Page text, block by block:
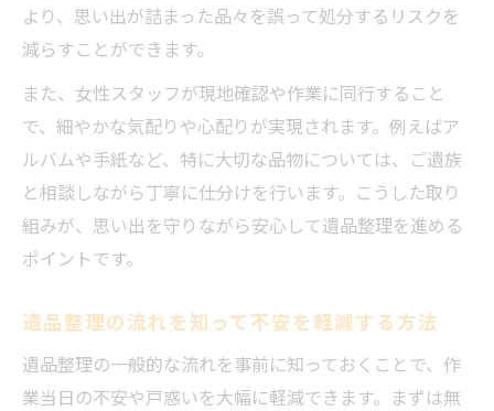
遺品整理を通じて家族の心を支える工夫
安心材料が揃う遺品整理の実践例紹介
安心できる遺品整理の実践例と利用者の声
遺品整理で信頼を集める対応事例を紹介
遺品整理の丁寧な作業事例から学ぶ安心感
遺品整理でトラブル回避に成功した実例
遺品整理で未来への思いをつなぐ方法
新しい遺品整理の形と家族への安心感
遺品整理から始まる家族の新たな一歩
より、思い出が詰まった品々を誤って処分するリスクを
減らすことができます。
また、女性スタッフが現地確認や作業に同行すること
で、細やかな気配りや心配りが実現されます。例えばア
ルバムや手紙など、特に大切な品物については、ご遺族
と相談しながら丁寧に仕分けを行います。こうした取り
組みが、思い出を守りながら安心して遺品整理を進める
ポイントです。
遺品整理の流れを知って不安を軽減する方法
遺品整理の一般的な流れを事前に知っておくことで、作
業当日の不安や戸惑いを大幅に軽減できます。まずは無